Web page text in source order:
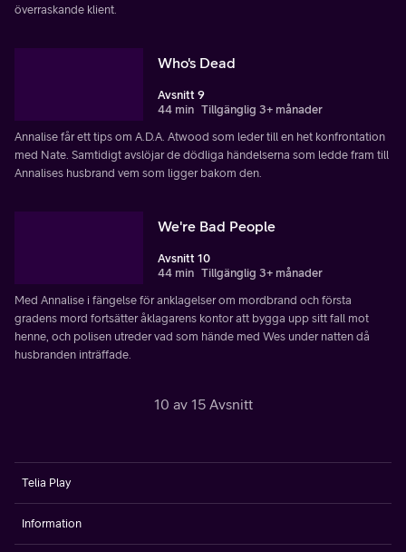
överraskande klient.
Who's Dead
Avsnitt 9
44 min Tillgänglig 3+ månader
Annalise får ett tips om A.D.A. Atwood som leder till en het konfrontation
med Nate. Samtidigt avslöjar de dödliga händelserna som ledde fram till
Annalises husbrand vem som ligger bakom den.
We're Bad People
Avsnitt 10
44 min Tillgänglig 3+ månader
Med Annalise i fängelse för anklagelser om mordbrand och första
gradens mord fortsätter åklagarens kontor att bygga upp sitt fall mot
henne, och polisen utreder vad som hände med Wes under natten då
husbranden inträffade.
10 av 15 Avsnitt
Telia Play
Information